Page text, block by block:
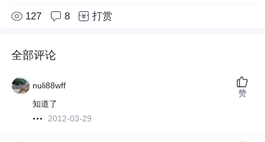
127 8 打赏
全部评论
nuli88wff
知道了
2012-03-29
赞